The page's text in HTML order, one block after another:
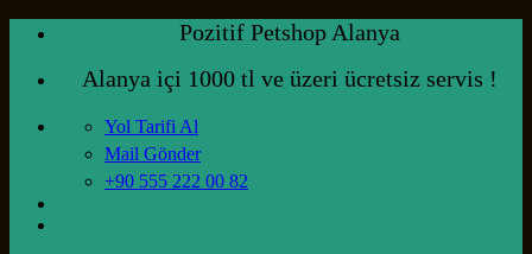
İçeriğe
Pozitif Petshop Alanya
Alanya içi 1000 tl ve üzeri ücretsiz servis !
Yol Tarifi Al
Mail Gönder
+90 555 222 00 82